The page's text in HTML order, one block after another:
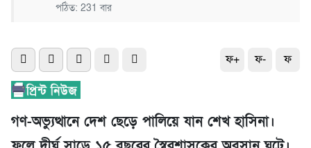
পঠিত: 231 বার
ফ+ ফ- ফ
গণ-অভ্যুত্থানে দেশ ছেড়ে পালিয়ে যান শেখ হাসিনা।